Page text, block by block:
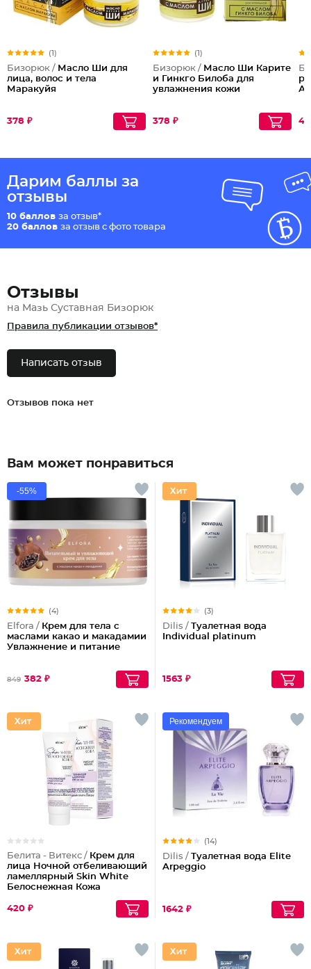
(1)
Бизорюк / Масло Ши для
лица, волос и тела
Маракуйя
378 ₽
(1)
Бизорюк / Масло Ши Карите
и Гинкго Билоба для
увлажнения кожи
378 ₽
Дарим баллы за
отзывы
10 баллов за отзыв*
20 баллов за отзыв с фото товара
Отзывы
на Мазь Суставная Бизорюк
Правила публикации отзывов*
Написать отзыв
Отзывов пока нет
Вам может понравиться
-55%
(4)
Elfora / Крем для тела с
маслами какао и макадамии
Увлажнение и питание
849 382 ₽
(3)
Dilis / Туалетная вода
Individual platinum
1563 ₽
Белита - Витекс / Крем для
лица Ночной отбеливающий
ламеллярный Skin White
Белоснежная Кожа
420 ₽
Рекомендуем
(14)
Dilis / Туалетная вода Elite
Arpeggio
1642 ₽